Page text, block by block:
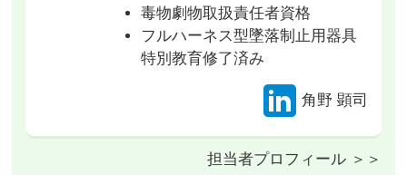
毒物劇物取扱責任者資格
フルハーネス型墜落制止用器具
特別教育修了済み
角野 顕司
担当者プロフィール ＞＞